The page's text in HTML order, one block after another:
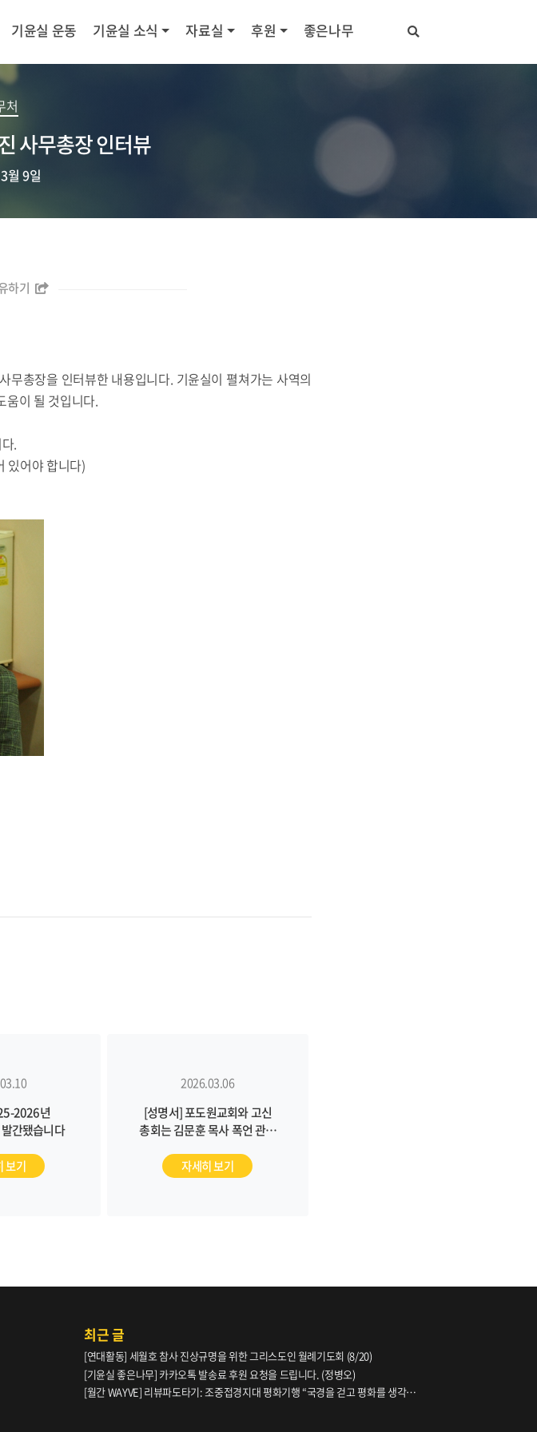
기윤실 운동 기윤실 소식 자료실 후원 좋은나무
처
사무총장 인터뷰
월 9일
하기
총장을 인터뷰한 내용입니다. 기윤실이 펼쳐가는 사역의
움이 될 것입니다.
.
있어야 합니다)
2026년
간됐습니다
보기
2026.03.06
[성명서] 포도원교회와 고신
총회는 김문훈 목사 폭언 관련
규명과 피해자 회복 조치를 통해
근본적인 문제 해결에 나서야
자세히 보기
최근 글
[연대활동] 세월호 참사 진상규명을 위한 그리스도인 월례기도회 (8/20)
[기윤실 좋은나무] 카카오톡 발송료 후원 요청을 드립니다. (정병오)
[월간 WAYVE] 리뷰파도타기: 조중접경지대 평화기행 “국경을 걷고 평화를 생각하